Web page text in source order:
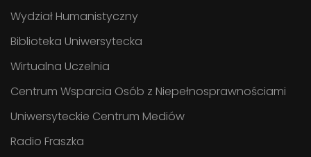
Wydział Humanistyczny
Biblioteka Uniwersytecka
Wirtualna Uczelnia
Centrum Wsparcia Osób z Niepełnosprawnościami
Uniwersyteckie Centrum Mediów
Radio Fraszka